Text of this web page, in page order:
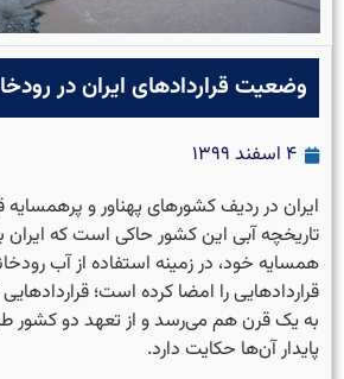
وضعیت قراردادهای ایران در
۴ اسفند ۱۳۹۹
ایران در ردیف کشورهای پهناور و پرهمسایه
تاریخچه آبی این کشور حاکی است که
همسایه خود، در زمینه استفاده از آب
قراردادهایی را امضا کرده است؛
به یک قرن هم می‌رسد و از تعهد دو کشور
پایدار آن‌ها حکایت دارد.